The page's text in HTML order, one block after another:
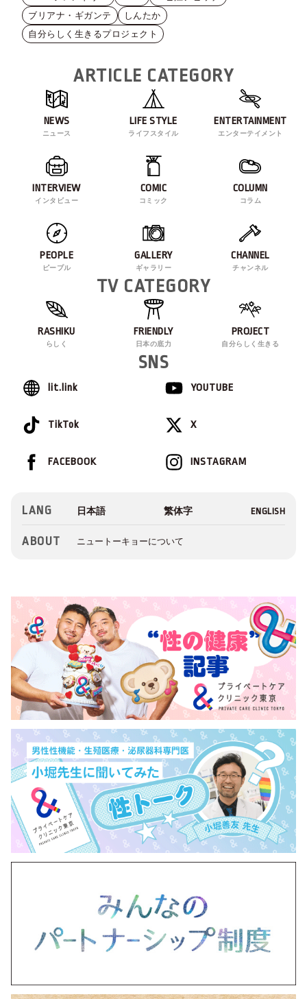
ブリアナ・ギガンテ
しんたか
自分らしく生きるプロジェクト
ARTICLE CATEGORY
NEWS
ニュース
LIFE STYLE
ライフスタイル
ENTERTAINMENT
エンターテイメント
INTERVIEW
インタビュー
COMIC
コミック
COLUMN
コラム
PEOPLE
ピープル
GALLERY
ギャラリー
CHANNEL
チャンネル
TV CATEGORY
RASHIKU
らしく
FRIENDLY
日本の底力
PROJECT
自分らしく生きる
SNS
lit.link YOUTUBE
TikTok X
INSTAGRAM
FACEBOOK
LANG
ABOUT ニュートーキョーについて